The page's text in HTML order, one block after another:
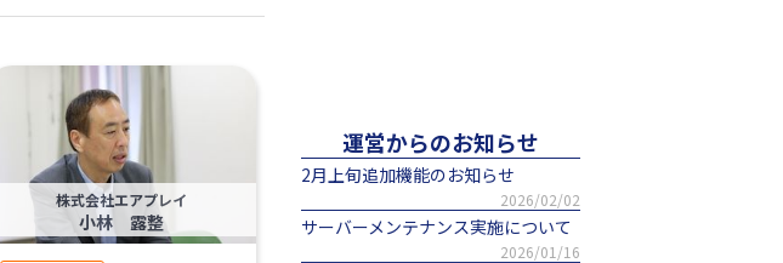
株式会社エアプレイ
小林 露整
運営からのお知らせ
2月上旬追加機能のお知らせ
2026/02/02
サーバーメンテナンス実施について
2026/01/16